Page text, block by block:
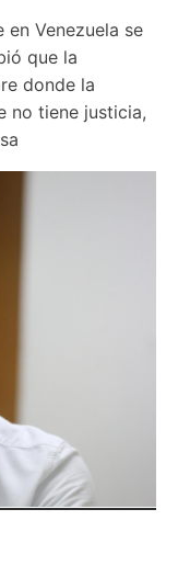
Venezuela se
que la
donde la
no tiene justicia,